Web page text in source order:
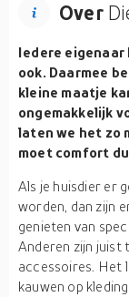
Over
Iedere
ook. Daarmee
kleine maatje
ongemakkelijk
laten we het zo
moet comfort
Als je huisdier er
worden, dan zijn
genieten van
Anderen zijn juist
accessoires. Het
kauwen op